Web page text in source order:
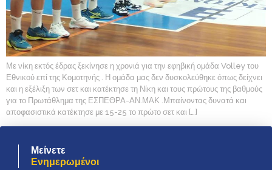
Με νίκη εκτός έδρας ξεκίνησε η χρονιά για την εφηβική ομάδα Volley του
Εθνικού επί της Κομοτηνής . Η ομάδα μας δεν δυσκολεύθηκε όπως δείχνει
και η εξέλιξη των σετ και κατέκτησε τη Νίκη και τους πρώτους της βαθμούς
για το Πρωτάθλημα της ΕΣΠΕΘΡΑ-ΑΝ.ΜΑΚ .Μπαίνοντας δυνατά και
αποφασιστικά κατέκτησε με 15-25 το πρώτο σετ και […]
Μείνετε
Ενημερωμένοι